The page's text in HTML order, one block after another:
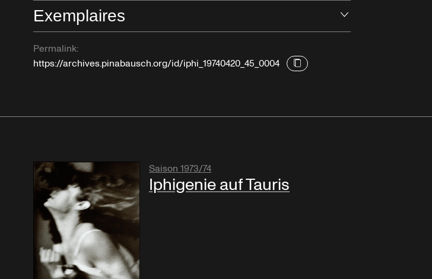
Exemplaires
Permalink:
https://archives.pinabausch.org/id/iphi_19740420_45_0004
Saison 1973/74
Iphigenie auf Tauris